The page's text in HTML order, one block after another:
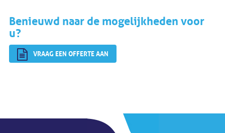
Benieuwd naar de mogelijkheden voor
u?
VRAAG EEN OFFERTE AAN